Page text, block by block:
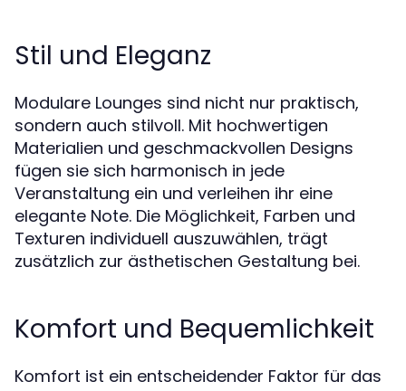
Stil und Eleganz
Modulare Lounges sind nicht nur praktisch,
sondern auch stilvoll. Mit hochwertigen
Materialien und geschmackvollen Designs
fügen sie sich harmonisch in jede
Veranstaltung ein und verleihen ihr eine
elegante Note. Die Möglichkeit, Farben und
Texturen individuell auszuwählen, trägt
zusätzlich zur ästhetischen Gestaltung bei.
Komfort und Bequemlichkeit
Komfort ist ein entscheidender Faktor für das